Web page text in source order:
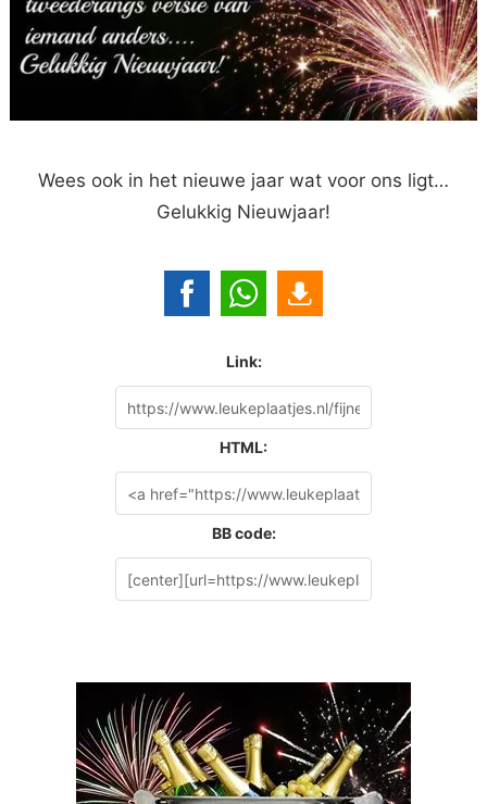
Wees ook in het nieuwe jaar wat voor ons ligt…
Gelukkig Nieuwjaar!
Link:
HTML:
BB code: